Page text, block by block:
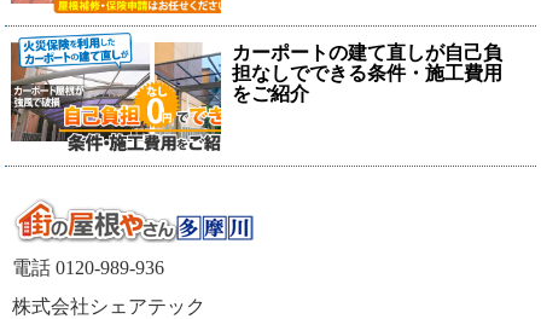
カーポートの建て直しが自己負
担なしでできる条件・施工費用
をご紹介
電話 0120-989-936
株式会社シェアテック